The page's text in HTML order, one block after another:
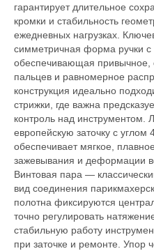
гарантирует длительное
кромки и стабильность
ежедневных нагрузках.
симметричная форма ручки с
обеспечивающая привычное,
пальцев и равномерное
конструкция идеально
стрижки, где важна
контроль над инструментом.
европейскую заточку с углом
обеспечивает мягкое,
зажевывания и деформации
Винтовая пара —
вид соединения
полотна фиксируются
точно регулировать
стабильную работу
при заточке и ремонте. Упор